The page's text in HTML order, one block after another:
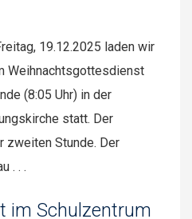
19.12.2025 laden wir
Weihnachtsgottesdienst
(8:05 Uhr) in der
statt. Der
zweiten Stunde. Der
. . .
im Schulzentrum